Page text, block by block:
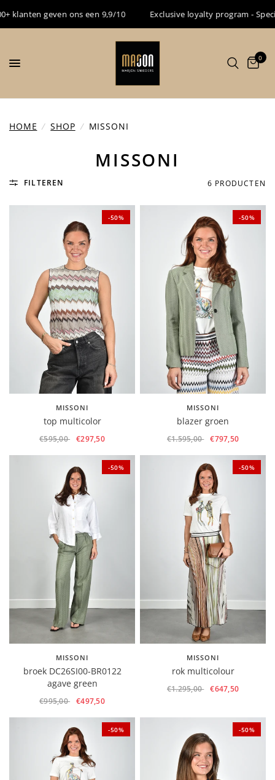
klanten geven ons een 9,9/10 Exclusive loyalty program -
0
HOME / SHOP / MISSONI
MISSONI
FILTEREN 6 PRODUCTEN
-50%
MISSONI
top multicolor
€595,00 €297,50
-50%
MISSONI
blazer groen
€1.595,00 €797,50
-50%
MISSONI
broek DC26SI00-BR0122
agave green
€995,00 €497,50
-50%
MISSONI
rok multicolour
€1.295,00 €647,50
-50% -50%